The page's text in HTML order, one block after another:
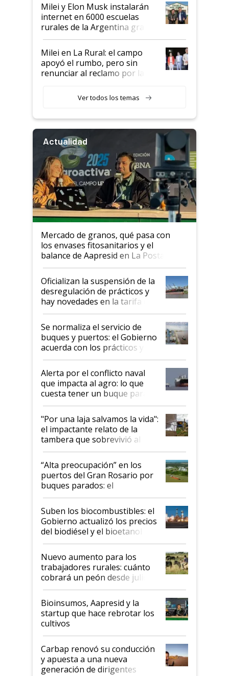
Milei y Elon Musk instalarán
internet en 6000 escuelas
rurales de la Argentina gracias
a un acuerdo con Starlink
Milei en La Rural: el campo
apoyó el rumbo, pero sin
renunciar al reclamo por las
Ver todos los temas
Actualidad
Mercado de granos, qué pasa con
los envases fitosanitarios y el
balance de Aapresid en La Posta
Oficializan la suspensión de la
desregulación de prácticos y
hay novedades en la tarifa de
la hidrovía
Se normaliza el servicio de
buques y puertos: el Gobierno
acuerda con los prácticos y
suspende el decreto de
desregulación
Alerta por el conflicto naval
que impacta al agro: lo que
cuesta tener un buque parado
y el peligro de que Argentina
pase a ser "país sucio"
"Por una laja salvamos la vida":
el impactante relato de la
tambera que sobrevivió al
tornado
“Alta preocupación” en los
puertos del Gran Rosario por
buques parados: el
funcionamiento de las
exportadoras en tensión tras
la medida de fuerza de los
prácticos
Suben los biocombustibles: el
Gobierno actualizó los precios
del biodiésel y el bioetanol
Nuevo aumento para los
trabajadores rurales: cuánto
cobrará un peón desde julio
Bioinsumos, Aapresid y la
startup que hace rebrotar los
cultivos
Carbap renovó su conducción
y apuesta a una nueva
generación de dirigentes